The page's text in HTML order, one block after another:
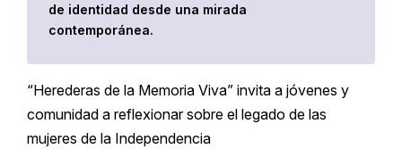
de identidad desde una mirada
contemporánea.
“Herederas de la Memoria Viva” invita a jóvenes y
comunidad a reflexionar sobre el legado de las
mujeres de la Independencia